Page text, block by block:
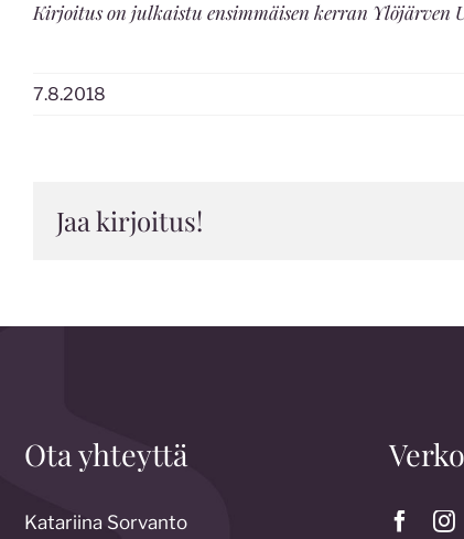
Kirjoitus on julkaistu ensimmäisen kerran Ylöjärven
7.8.2018
Jaa kirjoitus!
Ota yhteyttä
Katariina Sorvanto